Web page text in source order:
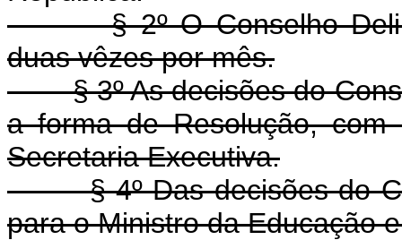
§ 2º O Conselho
duas vêzes por mês.
§ 3º As decisões do
a forma de Resolução,
Secretaria Executiva.
§ 4º Das decisões do
para o Ministro da Educação